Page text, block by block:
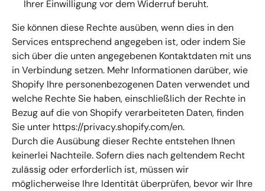
Ihrer Einwilligung vor dem Widerruf beruht.
Sie können diese Rechte ausüben, wenn dies in den
Services entsprechend angegeben ist, oder indem Sie
sich über die unten angegebenen Kontaktdaten mit uns
in Verbindung setzen. Mehr Informationen darüber, wie
Shopify Ihre personenbezogenen Daten verwendet und
welche Rechte Sie haben, einschließlich der Rechte in
Bezug auf die von Shopify verarbeiteten Daten, finden
Sie unter https://privacy.shopify.com/en.
Durch die Ausübung dieser Rechte entstehen Ihnen
keinerlei Nachteile. Sofern dies nach geltendem Recht
zulässig oder erforderlich ist, müssen wir
möglicherweise Ihre Identität überprüfen, bevor wir Ihre